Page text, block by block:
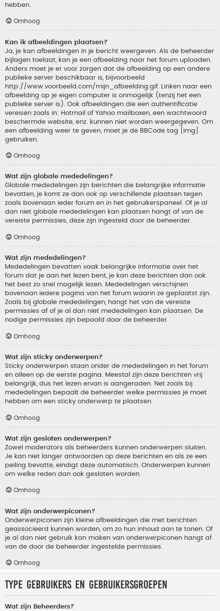
hebben.
Omhoog
Kan ik afbeeldingen plaatsen?
Ja, je kan afbeeldingen in je bericht weergeven. Als de beheerder
bijlagen toelaat, kan je een afbeelding naar het forum uploaden.
Anders moet je er voor zorgen dat de afbeelding op een andere
publieke server beschikbaar is, bijvoorbeeld
http://www.voorbeeld.com/mijn_afbeelding.gif. Linken naar een
afbeelding op je eigen computer is onmogelijk (tenzij het een
publieke server is). Ook afbeeldingen die een authentificatie
vereisen zoals in: Hotmail of Yahoo mailboxen, een wachtwoord
beschermde website, enz. kunnen niet worden weergegeven. Om
een afbeelding weer te geven, moet je de BBCode tag [img]
gebruiken.
Omhoog
Wat zijn globale mededelingen?
Globale mededelingen zijn berichten die belangrijke informatie
bevatten, je komt ze dan ook op verschillende plaatsen tegen
zoals bovenaan ieder forum en in het gebruikerspaneel. Of je al
dan niet globale mededelingen kan plaatsen hangt af van de
vereiste permissies, deze zijn ingesteld door de beheerder.
Omhoog
Wat zijn mededelingen?
Mededelingen bevatten vaak belangrijke informatie over het
forum dat je aan het lezen bent, je kan deze berichten dan ook
het best zo snel mogelijk lezen. Mededelingen verschijnen
bovenaan iedere pagina van het forum waarin ze geplaatst zijn.
Zoals bij globale mededelingen, hangt het van de vereiste
permissies af of je al dan niet mededelingen kan plaatsen. De
nodige permissies zijn bepaald door de beheerder.
Omhoog
Wat zijn sticky onderwerpen?
Sticky onderwerpen staan onder de mededelingen in het forum
en alleen op de eerste pagina. Meestal zijn deze berichten vrij
belangrijk, dus het lezen ervan is aangeraden. Net zoals bij
mededelingen bepaalt de beheerder welke permissies je moet
hebben om een sticky onderwerp te plaatsen.
Omhoog
Wat zijn gesloten onderwerpen?
Zowel moderators als beheerders kunnen onderwerpen sluiten.
Je kan niet langer antwoorden op deze berichten en als ze een
peiling bevatte, eindigt deze automatisch. Onderwerpen kunnen
om welke reden dan ook gesloten worden.
Omhoog
Wat zijn onderwerpiconen?
Onderwerpiconen zijn kleine afbeeldingen die met berichten
geassocieerd kunnen worden, om zo hun inhoud aan te tonen. Of
je al dan niet gebruik kan maken van onderwerpiconen hangt af
van de door de beheerder ingestelde permissies.
Omhoog
Type gebruikers en gebruikersgroepen
Wat zijn Beheerders?